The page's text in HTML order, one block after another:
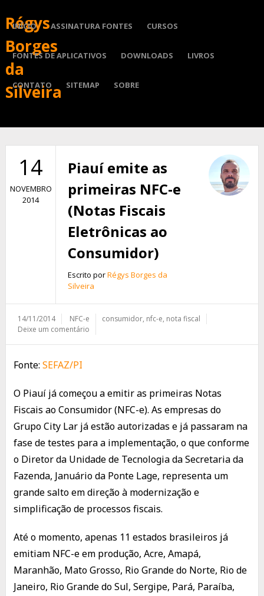
Régys
Borges
da
Silveira
INÍCIO ASSINATURA FONTES CURSOS
FONTES DE APLICATIVOS DOWNLOADS LIVROS
CONTATO SITEMAP SOBRE
14
NOVEMBRO
2014
Piauí emite as
primeiras NFC-e
(Notas Fiscais
Eletrônicas ao
Consumidor)
Escrito porRégys Borges da
Silveira
14/11/2014 NFC-e consumidor, nfc-e, nota fiscal
Deixe um comentário
Fonte: SEFAZ/PI
O Piauí já começou a emitir as primeiras Notas
Fiscais ao Consumidor (NFC-e). As empresas do
Grupo City Lar já estão autorizadas e já passaram na
fase de testes para a implementação, o que conforme
o Diretor da Unidade de Tecnologia da Secretaria da
Fazenda, Januário da Ponte Lage, representa um
grande salto em direção à modernização e
simplificação de processos fiscais.
Até o momento, apenas 11 estados brasileiros já
emitiam NFC-e em produção, Acre, Amapá,
Maranhão, Mato Grosso, Rio Grande do Norte, Rio de
Janeiro, Rio Grande do Sul, Sergipe, Pará, Paraíba,